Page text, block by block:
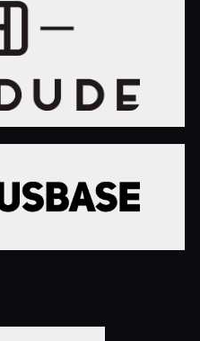
и поработай мозгами в
или
компьютерных игр в